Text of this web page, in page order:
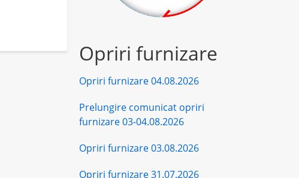
Opriri furnizare
Opriri furnizare 04.08.2026
Prelungire comunicat opriri
furnizare 03-04.08.2026
Opriri furnizare 03.08.2026
Opriri furnizare 31.07.2026